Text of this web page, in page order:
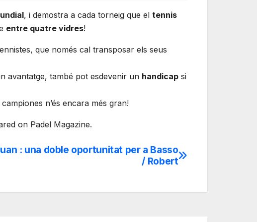
, i demostra a cada torneig que el tennis
entre quatre vidres!
que només cal transposar els seus
avantatge, també pot esdevenir un handicap si
n’és encara més gran!
on Padel Magazine.
: una doble oportunitat per a Basso
/ Robert